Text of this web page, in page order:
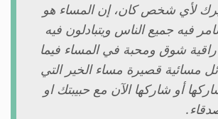
لأي شخص كان، إن المساء هو
فيه جميع الناس ويتبادلون فيه
شوق ومحبة في المساء فيما
مسائية قصيرة مساء الخير التي
أو شاركها الآن مع حبيبتك او